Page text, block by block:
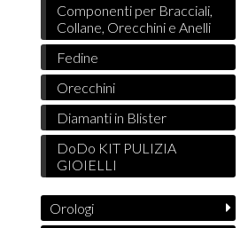
Componenti per Bracciali,
Collane, Orecchini e Anelli
Fedine
Orecchini
Diamanti in Blister
DoDo KIT PULIZIA
GIOIELLI
Orologi